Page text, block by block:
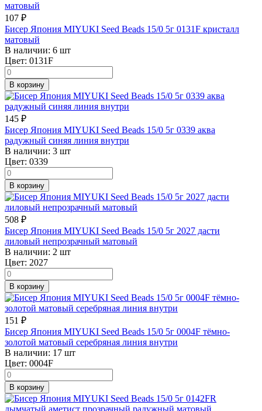
107 ₽
Бисер Япония MIYUKI Seed Beads 15/0 5г 0131F кристалл
матовый
В наличии: 6 шт
Цвет: 0131F
В корзину
145 ₽
Бисер Япония MIYUKI Seed Beads 15/0 5г 0339 аква
радужный синяя линия внутри
В наличии: 3 шт
Цвет: 0339
В корзину
508 ₽
Бисер Япония MIYUKI Seed Beads 15/0 5г 2027 дасти
лиловый непрозрачный матовый
В наличии: 2 шт
Цвет: 2027
В корзину
151 ₽
Бисер Япония MIYUKI Seed Beads 15/0 5г 0004F тёмно-
золотой матовый серебряная линия внутри
В наличии: 17 шт
Цвет: 0004F
В корзину